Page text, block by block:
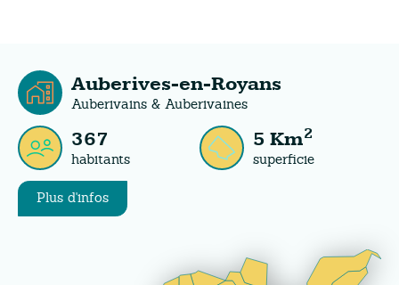
Auberives-en-Royans
Auberivains & Auberivaines
367
habitants
5 Km2
superficie
Plus d'infos